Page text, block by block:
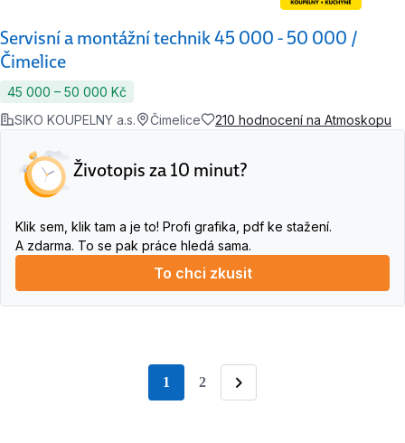
Servisní a montážní technik 45 000 - 50 000 /
Čimelice
45 000 ‍–‍ 50 000 Kč
SIKO KOUPELNY a.s.
Čimelice 210 hodnocení na Atmoskopu
Životopis za 10 minut?
Klik sem, klik tam a je to! Profi grafika, pdf ke stažení.
A zdarma. To se pak práce hledá sama.
To chci zkusit
stránka
1 2
Následující